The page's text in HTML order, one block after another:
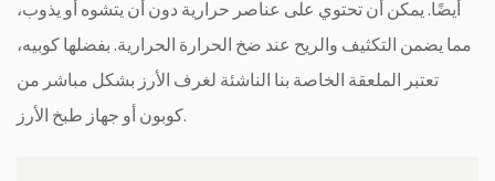
أيضًا. يمكن أن تحتوي على عناصر حرارية دون أن يتشوه أو يذوب،
مما يضمن التكثيف والريح عند ضخ الحرارة الحرارية. بفضلها كوبيه،
تعتبر الملعقة الخاصة بنا الناشئة لغرف الأرز بشكل مباشر من
كوبون أو جهاز طبخ الأرز.